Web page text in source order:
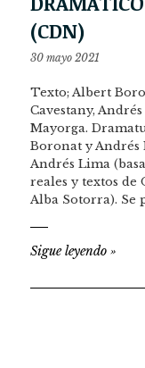
(CDN)
30 mayo 2021
Texto; Albert
Cavestany,
Mayorga.
Boronat y Andrés
Andrés Lima
reales y textos de
Alba Sotorra). Se
Sigue leyendo »